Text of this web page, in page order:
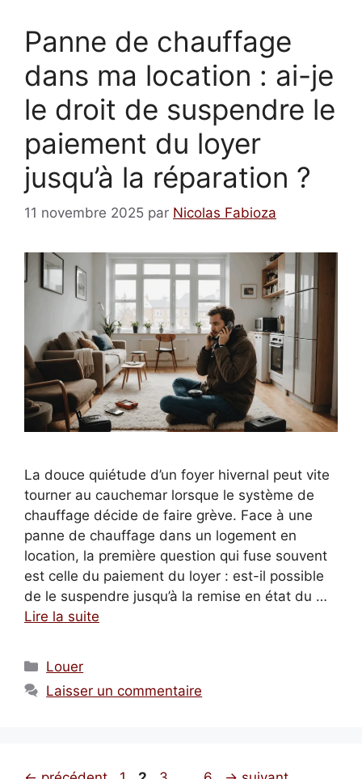
Panne de chauffage
dans ma location : ai-je
le droit de suspendre le
paiement du loyer
jusqu’à la réparation ?
11 novembre 2025 par Nicolas Fabioza
La douce quiétude d’un foyer hivernal peut vite
tourner au cauchemar lorsque le système de
chauffage décide de faire grève. Face à une
panne de chauffage dans un logement en
location, la première question qui fuse souvent
est celle du paiement du loyer : est-il possible
de le suspendre jusqu’à la remise en état du …
Lire la suite
Catégories
Louer
Laisser un commentaire